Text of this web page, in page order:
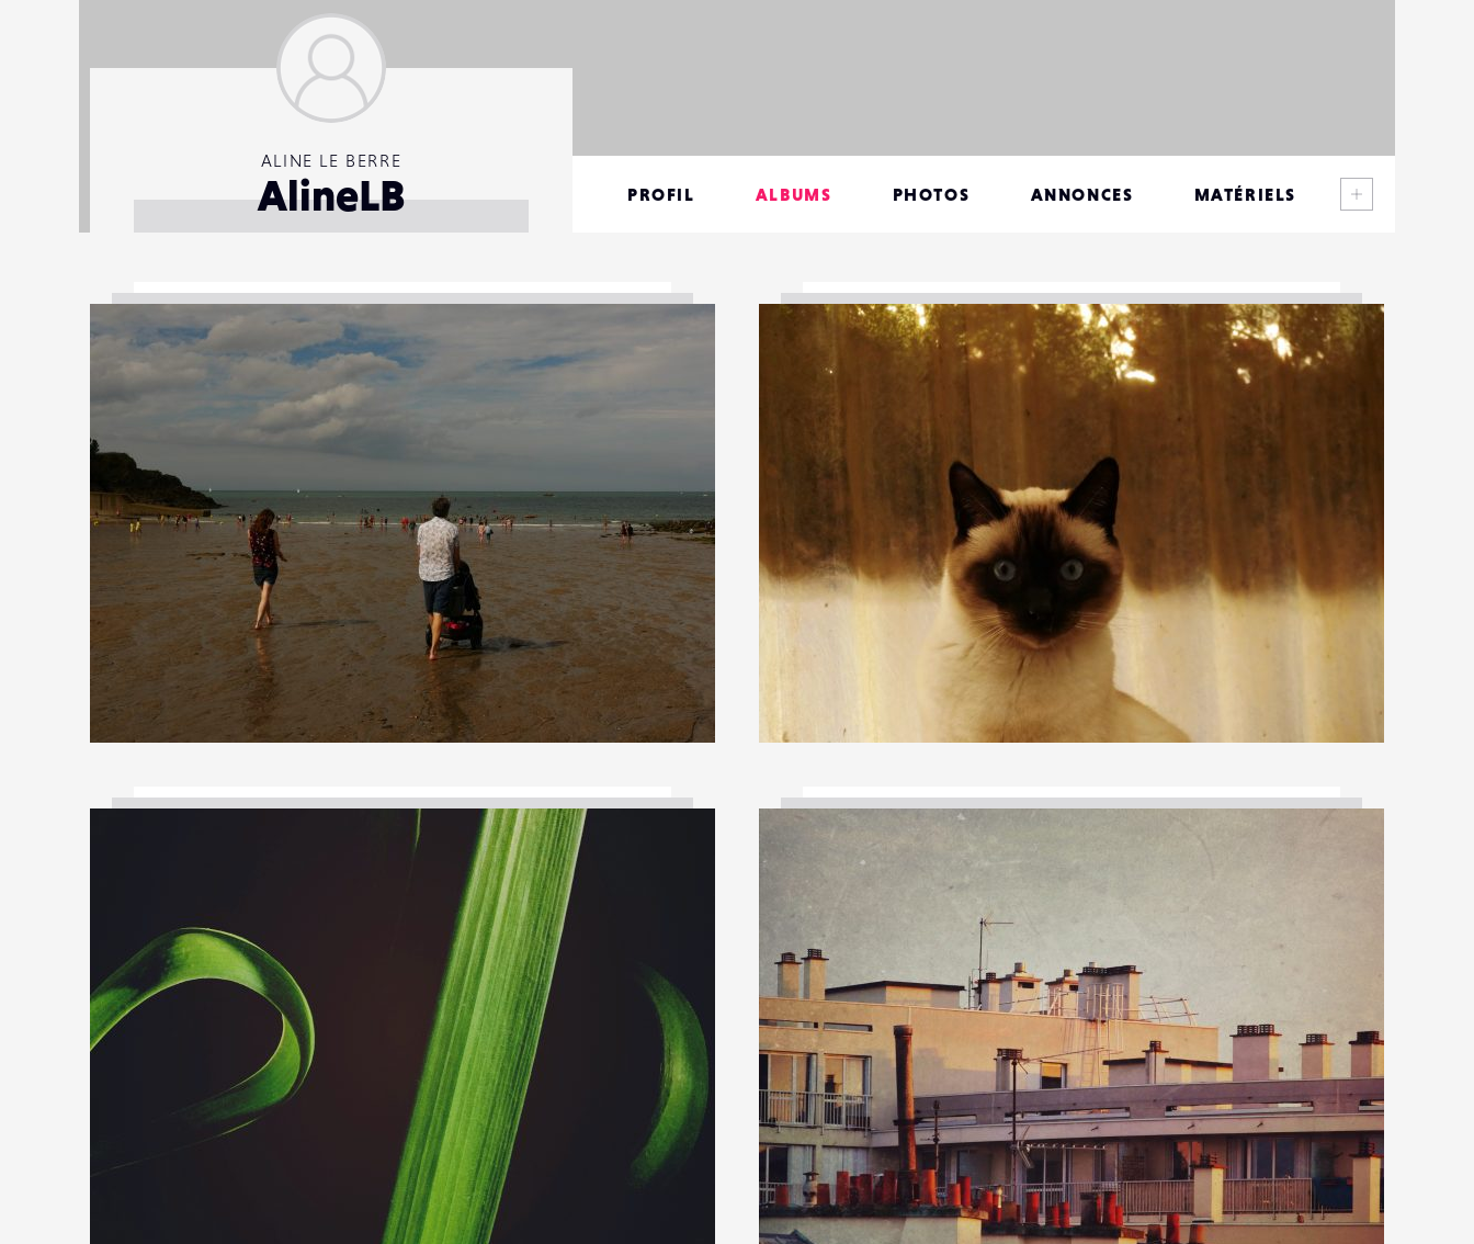
ALINE LE BERRE
AlineLB PROFIL ALBUMS PHOTOS ANNONCES MATÉRIELS
ÉVÉNEMENTS
FAVORIS